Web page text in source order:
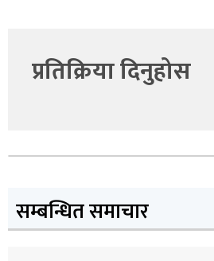
प्रतिक्रिया दिनुहोस
सम्बन्धित समाचार